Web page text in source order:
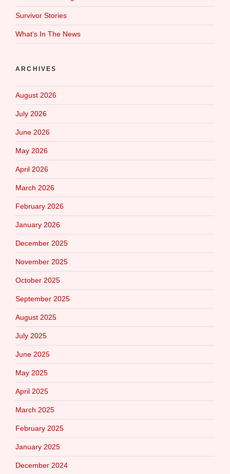
Survivor Stories
What‘s In The News
ARCHIVES
August 2026
July 2026
June 2026
May 2026
April 2026
March 2026
February 2026
January 2026
December 2025
November 2025
October 2025
September 2025
August 2025
July 2025
June 2025
May 2025
April 2025
March 2025
February 2025
January 2025
December 2024